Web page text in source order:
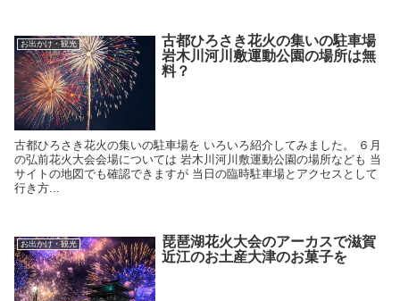
お出かけ・観光
古都ひろさき花火の集いの駐車場
岩木川河川敷運動公園の場所は無
料？
古都ひろさき花火の集いの駐車場を いろいろ紹介してみました。 ６月
の弘前花火大会会場については 岩木川河川敷運動公園の場所なども 当
サイトの地図でも確認できますが 当日の臨時駐車場とアクセスとして
行き方...
お出かけ・観光
琵琶湖花火大会のアーカスで滋賀
近江のお土産大津のお菓子を